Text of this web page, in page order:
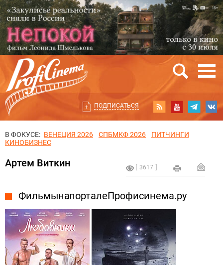
ПОДПИСАТЬСЯ
В ФОКУСЕ: ВЕНЕЦИЯ 2026 СПБМКФ 2026
ПИТЧИНГИ
КИНОБИЗНЕС
3617
Артем Виткин
Фильмы на портале Профисинема.ру